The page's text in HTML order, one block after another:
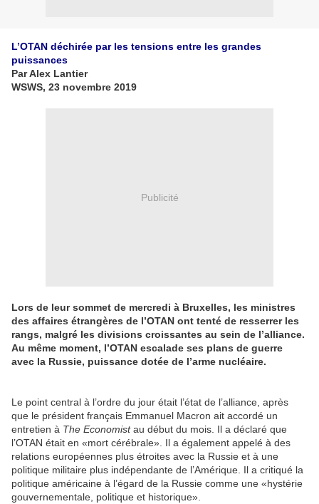
L’OTAN déchirée par les tensions entre les grandes
puissances
Par Alex Lantier
WSWS, 23 novembre 2019
Publicité
Lors de leur sommet de mercredi à Bruxelles, les ministres
des affaires étrangères de l’OTAN ont tenté de resserrer les
rangs, malgré les divisions croissantes au sein de l’alliance.
Au même moment, l’OTAN escalade ses plans de guerre
avec la Russie, puissance dotée de l’arme nucléaire.
Le point central à l’ordre du jour était l’état de l’alliance, après
que le président français Emmanuel Macron ait accordé un
entretien à The Economistau début du mois. Il a déclaré que
l’OTAN était en «mort cérébrale». Il a également appelé à des
relations européennes plus étroites avec la Russie et à une
politique militaire plus indépendante de l’Amérique. Il a critiqué la
politique américaine à l’égard de la Russie comme une «hystérie
gouvernementale, politique et historique».